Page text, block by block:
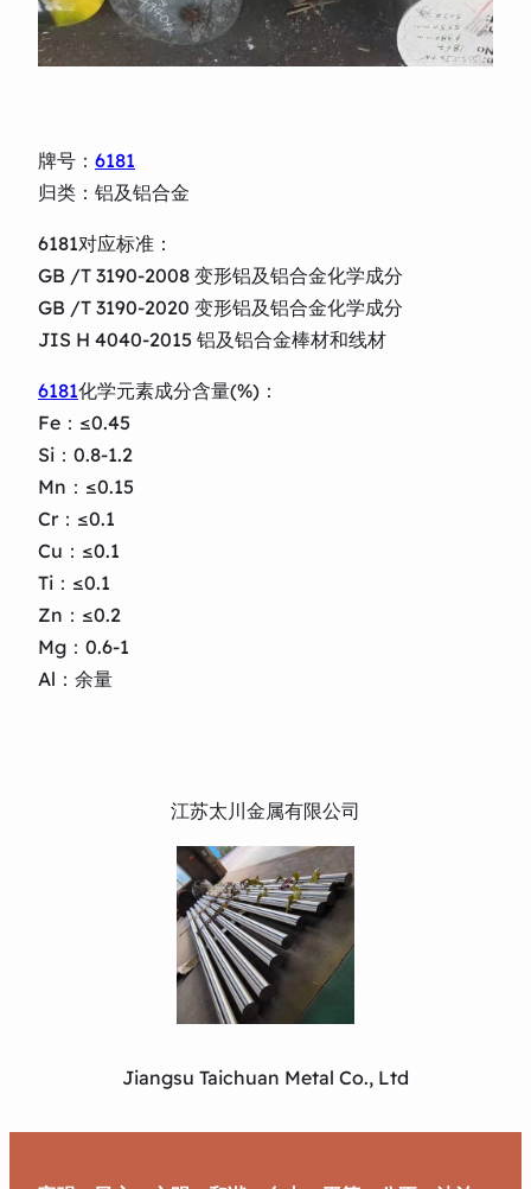
牌号： 6181
归类：铝及铝合金
6181对应标准：
GB /T 3190-2008 变形铝及铝合金化学成分
GB /T 3190-2020 变形铝及铝合金化学成分
JIS H 4040-2015 铝及铝合金棒材和线材
6181化学元素成分含量(%)：
Fe：≤0.45
Si：0.8-1.2
Mn：≤0.15
Cr：≤0.1
Cu：≤0.1
Ti：≤0.1
Zn：≤0.2
Mg：0.6-1
Al：余量
江苏太川金属有限公司
Jiangsu Taichuan Metal Co., Ltd